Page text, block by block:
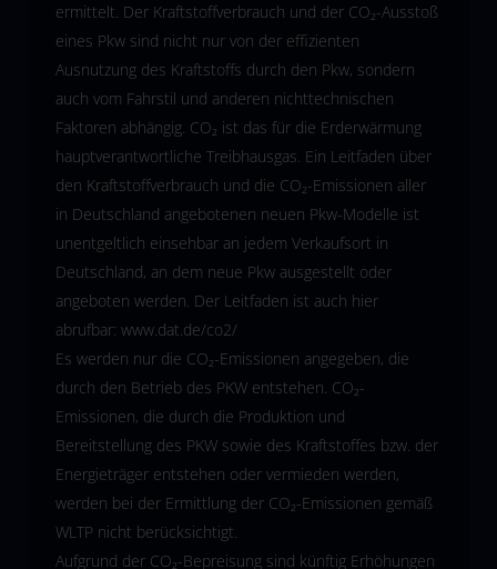
ermittelt. Der Kraftstoffverbrauch und der CO₂-Ausstoß
eines Pkw sind nicht nur von der effizienten
Ausnutzung des Kraftstoffs durch den Pkw, sondern
auch vom Fahrstil und anderen nichttechnischen
Faktoren abhängig. CO₂ ist das für die Erderwärmung
hauptverantwortliche Treibhausgas. Ein Leitfaden über
den Kraftstoffverbrauch und die CO₂-Emissionen aller
in Deutschland angebotenen neuen Pkw-Modelle ist
unentgeltlich einsehbar an jedem Verkaufsort in
Deutschland, an dem neue Pkw ausgestellt oder
angeboten werden. Der Leitfaden ist auch hier
abrufbar: www.dat.de/co2/
Es werden nur die CO₂-Emissionen angegeben, die
durch den Betrieb des PKW entstehen. CO₂-
Emissionen, die durch die Produktion und
Bereitstellung des PKW sowie des Kraftstoffes bzw. der
Energieträger entstehen oder vermieden werden,
werden bei der Ermittlung der CO₂-Emissionen gemäß
WLTP nicht berücksichtigt.
Aufgrund der CO₂-Bepreisung sind künftig Erhöhungen